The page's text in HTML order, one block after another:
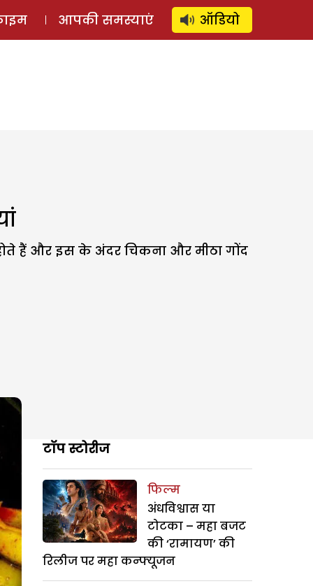
लॉग इन ⚲ SUBSCRIBE
आपकी समस्याएं ऑडियो
हैं और इस के अंदर चिकना और मीठा गोंद
टॉप स्टोरीज
फिल्म
अंधविश्वास या
टोटका – महा बजट
की ‘रामायण’ की
रिलीज पर महा कन्फ्यूजन